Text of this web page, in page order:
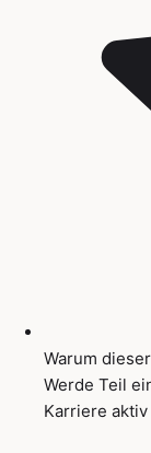
Warum
Werde Teil
Karriere aktiv